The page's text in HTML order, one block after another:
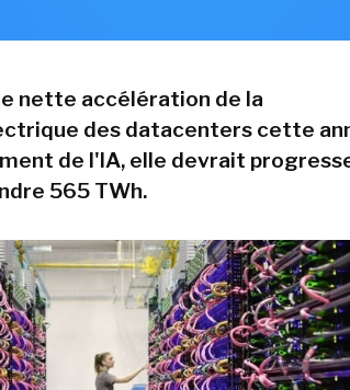
nette accélération de la
des datacenters cette
de l'IA, elle devrait
565 TWh.